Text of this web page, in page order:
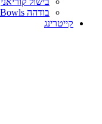
בודהה Bowls
קייטרינג